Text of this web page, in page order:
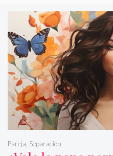
Pareja, Separación